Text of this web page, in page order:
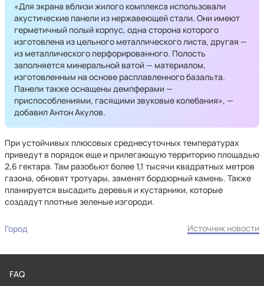
«Для экрана вблизи жилого комплекса использовали
акустические панели из нержавеющей стали. Они имеют
герметичный полый корпус, одна сторона которого
изготовлена из цельного металлического листа, другая —
из металлического перфорированного. Полость
заполняется минеральной ватой — материалом,
изготовленным на основе расплавленного базальта.
Панели также оснащены демпферами —
приспособлениями, гасящими звуковые колебания», —
добавил Антон Акулов.
При устойчивых плюсовых среднесуточных температурах
приведут в порядок еще и прилегающую территорию площадью
2,6 гектара. Там разобьют более 1,1 тысячи квадратных метров
газона, обновят тротуары, заменят бордюрный камень. Также
планируется высадить деревья и кустарники, которые
создадут плотные зеленые изгороди.
Город Источник новости
FAQ